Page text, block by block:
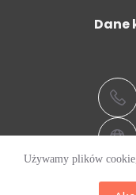
Używamy plików
Dane